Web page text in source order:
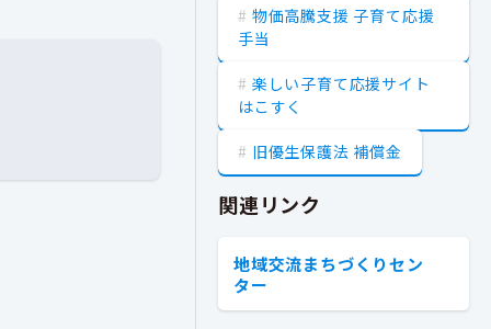
物価高騰支援 子育て応援
手当
楽しい子育て応援サイト
はこすく
旧優生保護法 補償金
関連リンク
地域交流まちづくりセン
ター